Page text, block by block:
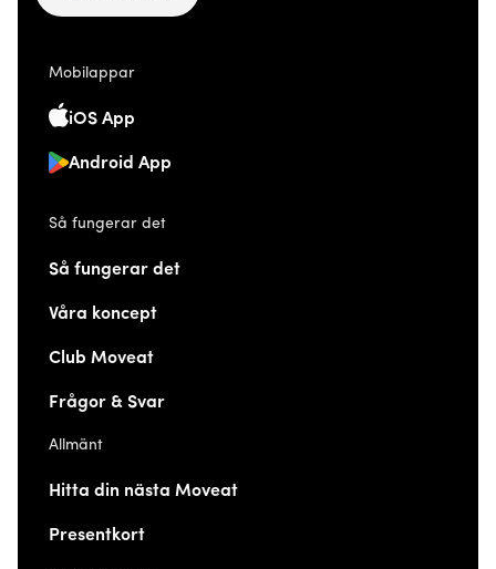
Mobilappar
iOS App
Android App
Så fungerar det
Så fungerar det
Våra koncept
Club Moveat
Frågor & Svar
Allmänt
Hitta din nästa Moveat
Presentkort